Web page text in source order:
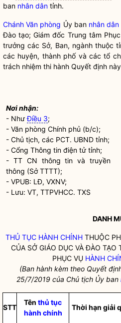
ban nhân dân tỉnh.
Chánh Văn phòng Ủy ban nhân dân
Đào tạo; Giám đốc Trung tâm
trưởng các Sở, Ban, ngành thuộc
các huyện, thành phố và các tổ
trách nhiệm thi hành Quyết định
Nơi nhận:
- NhưĐiều 3;
- Văn phòng Chính phủ (b/c);
- Chủ tịch, các PCT. UBND tỉnh;
- Cổng Thông tin điện tử tỉnh;
- TT CN thông tin và truyền
thông (Sở TTTT);
- VPUB: LĐ, VXNV;
- Lưu: VT, TTPVHCC. TXS
DANH
THỦ TỤC HÀNH CHÍNHTHUỘC
CỦA SỞ GIÁO DỤC VÀ ĐÀO TẠO
PHỤC VỤ HÀNH
(Ban hành kèm theo Quyết
25/7/2019 của Chủ tịch Ủy ban
STT
Tên thủ tục
hành chính
Thời hạn giải